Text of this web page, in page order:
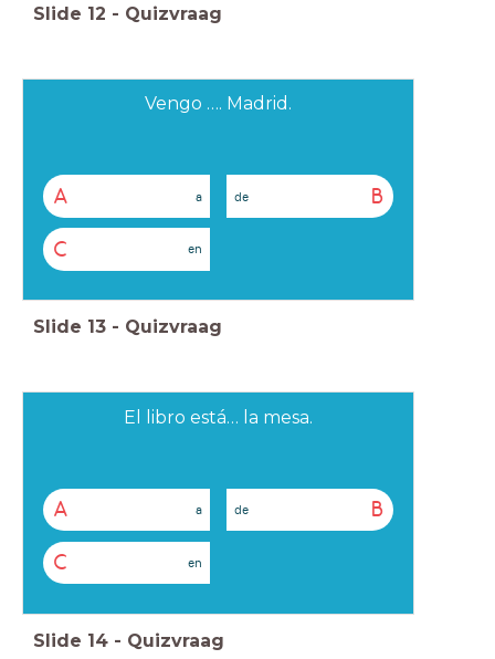
Slide 12 - Quizvraag
Vengo …. Madrid.
A a B
de
C en
Slide 13 - Quizvraag
El libro está… la mesa.
A a B
de
C en
Slide 14 - Quizvraag